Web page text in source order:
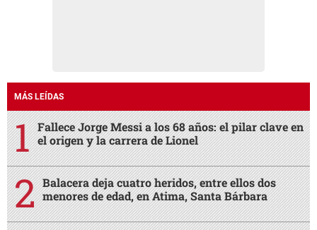
MÁS LEÍDAS
Fallece Jorge Messi a los 68 años: el pilar clave en
el origen y la carrera de Lionel
Balacera deja cuatro heridos, entre ellos dos
menores de edad, en Atima, Santa Bárbara